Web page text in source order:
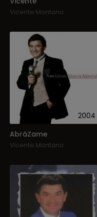
Vicente Montano
2004
AbráZame
Vicente Montano